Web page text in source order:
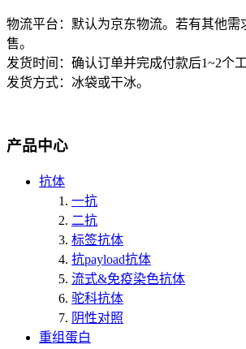
物流平台：默认为京东物流。若有其他需
售。
发货时间：确认订单并完成付款后1~2个
发货方式：冰袋或干冰。
产品中心
抗体
一抗
二抗
标签抗体
抗payload抗体
流式&免疫染色抗体
驼科抗体
阴性对照
重组蛋白